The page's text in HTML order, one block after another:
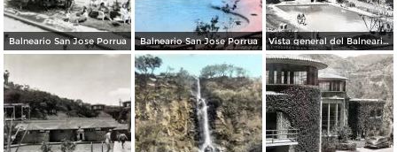
Balneario San Jose Porrua Balneario San Jose Porrua Vista general del Balneario de San Jose Porrua